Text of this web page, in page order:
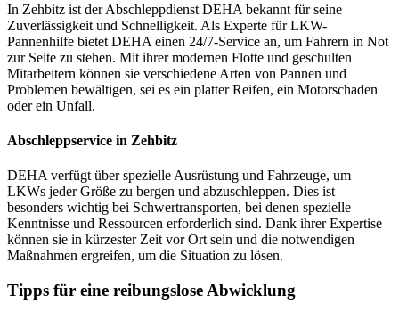
In Zehbitz ist der Abschleppdienst DEHA bekannt für seine
Zuverlässigkeit und Schnelligkeit. Als Experte für LKW-
Pannenhilfe bietet DEHA einen 24/7-Service an, um Fahrern in Not
zur Seite zu stehen. Mit ihrer modernen Flotte und geschulten
Mitarbeitern können sie verschiedene Arten von Pannen und
Problemen bewältigen, sei es ein platter Reifen, ein Motorschaden
oder ein Unfall.
Abschleppservice in Zehbitz
DEHA verfügt über spezielle Ausrüstung und Fahrzeuge, um
LKWs jeder Größe zu bergen und abzuschleppen. Dies ist
besonders wichtig bei Schwertransporten, bei denen spezielle
Kenntnisse und Ressourcen erforderlich sind. Dank ihrer Expertise
können sie in kürzester Zeit vor Ort sein und die notwendigen
Maßnahmen ergreifen, um die Situation zu lösen.
Tipps für eine reibungslose Abwicklung